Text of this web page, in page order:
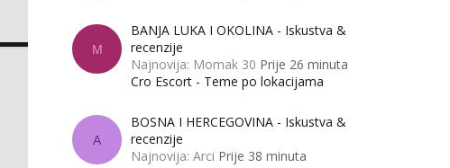
M
BANJA LUKA I OKOLINA - Iskustva &
recenzije
Najnovija: Momak 30 Prije 26 minuta
Cro Escort - Teme po lokacijama
A
BOSNA I HERCEGOVINA - Iskustva &
recenzije
Najnovija: Arci Prije 38 minuta